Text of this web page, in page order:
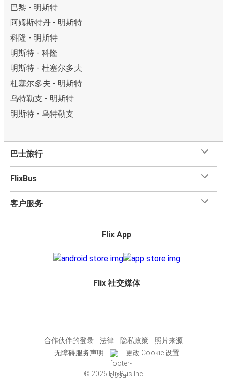
巴黎 - 明斯特
阿姆斯特丹 - 明斯特
科隆 - 明斯特
明斯特 - 科隆
明斯特 - 杜塞尔多夫
杜塞尔多夫 - 明斯特
乌特勒支 - 明斯特
明斯特 - 乌特勒支
巴士旅行
FlixBus
客户服务
Flix App
Flix 社交媒体
合作伙伴的登录 法律 隐私政策
照片来源
无障碍服务声明
更改 Cookie 设置
© 2026 FlixBus Inc